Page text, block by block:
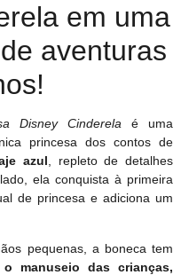
em uma
aventuras
Disney Cinderela é uma
princesa dos contos de
azul , repleto de detalhes
ela conquista à primeira
de princesa e adiciona um
pequenas, a boneca tem
manuseio das crianças,